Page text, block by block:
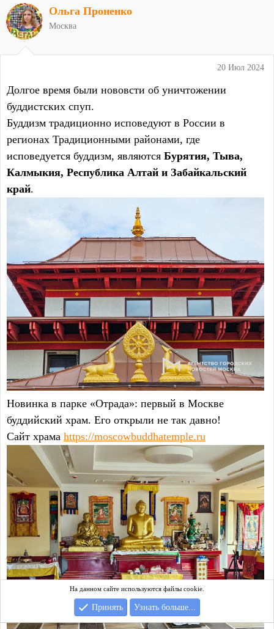
к
ц
и
20 Июл 2024
Долгое время были нововсти об уничтожении
буддистских спуп.
Буддизм традиционно исповедуют в России в
регионах Традиционными районами, где
исповедуется буддизм, являются Бурятия, Тыва,
Калмыкия, Республика Алтай и Забайкальский
край.
Новинка в парке «Отрада»: первый в Москве
буддийский храм. Его открыли не так давно!
Сайт храма https://moscowbuddhatemple.ru
Ольга Проненко
Москва
На данном сайте используются файлы cookie.
Принять Узнать больше...